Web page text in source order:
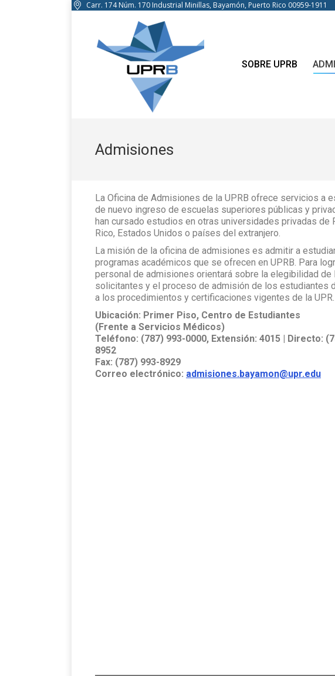
Carr. 174 Núm. 170 Industrial Minillas, Bayamón, Puerto Rico 00959-1911
SOBRE UPRB
Admisiones
La Oficina de Admisiones de la UPRB ofrece servicios a
de nuevo ingreso de escuelas superiores públicas y
han cursado estudios en otras universidades privadas de
Rico, Estados Unidos o países del extranjero.
La misión de la oficina de admisiones es admitir a
programas académicos que se ofrecen en UPRB. Para
personal de admisiones orientará sobre la elegibilidad de
solicitantes y el proceso de admisión de los estudiantes
a los procedimientos y certificaciones vigentes de la UPR.
Ubicación: Primer Piso, Centro de Estudiantes
(Frente a Servicios Médicos)
Teléfono: (787) 993-0000, Extensión: 4015 | Directo:
8952
Fax: (787) 993-8929
Correo electrónico: admisiones.bayamon@upr.edu